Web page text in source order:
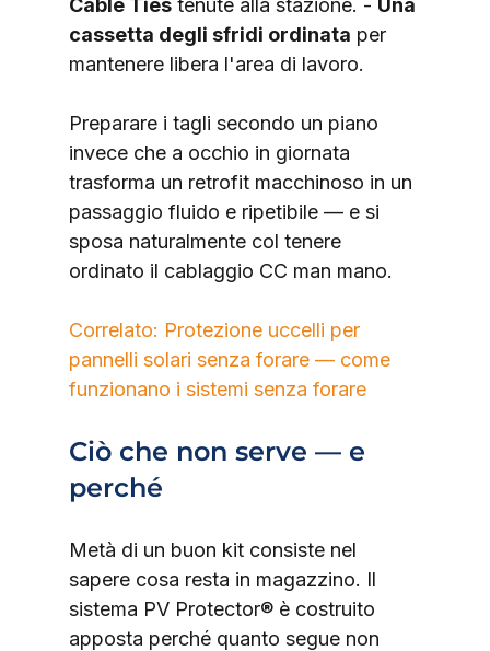
Cable Ties tenute alla stazione. - Una
cassetta degli sfridi ordinata per
mantenere libera l'area di lavoro.
Preparare i tagli secondo un piano
invece che a occhio in giornata
trasforma un retrofit macchinoso in un
passaggio fluido e ripetibile — e si
sposa naturalmente col tenere
ordinato il cablaggio CC man mano.
Correlato: Protezione uccelli per
pannelli solari senza forare — come
funzionano i sistemi senza forare
Ciò che non serve — e
perché
Metà di un buon kit consiste nel
sapere cosa resta in magazzino. Il
sistema PV Protector® è costruito
apposta perché quanto segue non